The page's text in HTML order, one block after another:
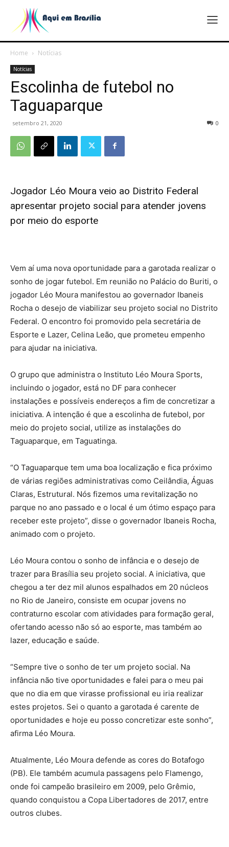
Home Notícias
Notícias
Escolinha de futebol no
Taguaparque
setembro 21, 2020 0
Jogador Léo Moura veio ao Distrito Federal
apresentar projeto social para atender jovens
por meio do esporte
Vem aí uma nova oportunidade para a garotada realizar o
sonho de jogar futebol. Em reunião no Palácio do Buriti, o
jogador Léo Moura manifestou ao governador Ibaneis
Rocha o desejo de viabilizar seu projeto social no Distrito
Federal. O encontro foi promovido pela secretária de
Esporte e Lazer, Celina Leão, que prometeu empenho
para ajudar na iniciativa.
O grupo que administra o Instituto Léo Moura Sports,
incluindo o jogador, está no DF para conhecer
instalações e possíveis endereços a fim de concretizar a
iniciativa. A intenção é que a escolinha de futebol, por
meio do projeto social, utilize as instalações do
Taguaparque, em Taguatinga.
“O Taguaparque tem uma boa localização e fica próximo
de várias regiões administrativas como Ceilândia, Águas
Claras, Estrutural. Nós fizemos uma revitalização no
parque no ano passado e o local é um ótimo espaço para
receber este projeto”, disse o governador Ibaneis Rocha,
animado com o projeto.
Léo Moura contou o sonho de infância e o desejo de
trazer para Brasília seu projeto social. A iniciativa, que
chegou a ter dez mil alunos espalhados em 20 núcleos
no Rio de Janeiro, consiste em ocupar jovens no
contraturno escolar com atividades para formação geral,
ofertando acesso não só ao esporte, mas também ao
lazer, educação e saúde.
“Sempre tive o sonho de ter um projeto social. Na
infância não tive oportunidades e falei para o meu pai
que no dia em que virasse profissional eu iria realizar
estes projetos. Sei o quanto a garotada é carente de
oportunidades e hoje eu posso concretizar este sonho”,
afirma Léo Moura.
Atualmente, Léo Moura defende as cores do Botafogo
(PB). Ele também acumula passagens pelo Flamengo,
onde foi campeão brasileiro em 2009, pelo Grêmio,
quando conquistou a Copa Libertadores de 2017, entre
outros clubes.